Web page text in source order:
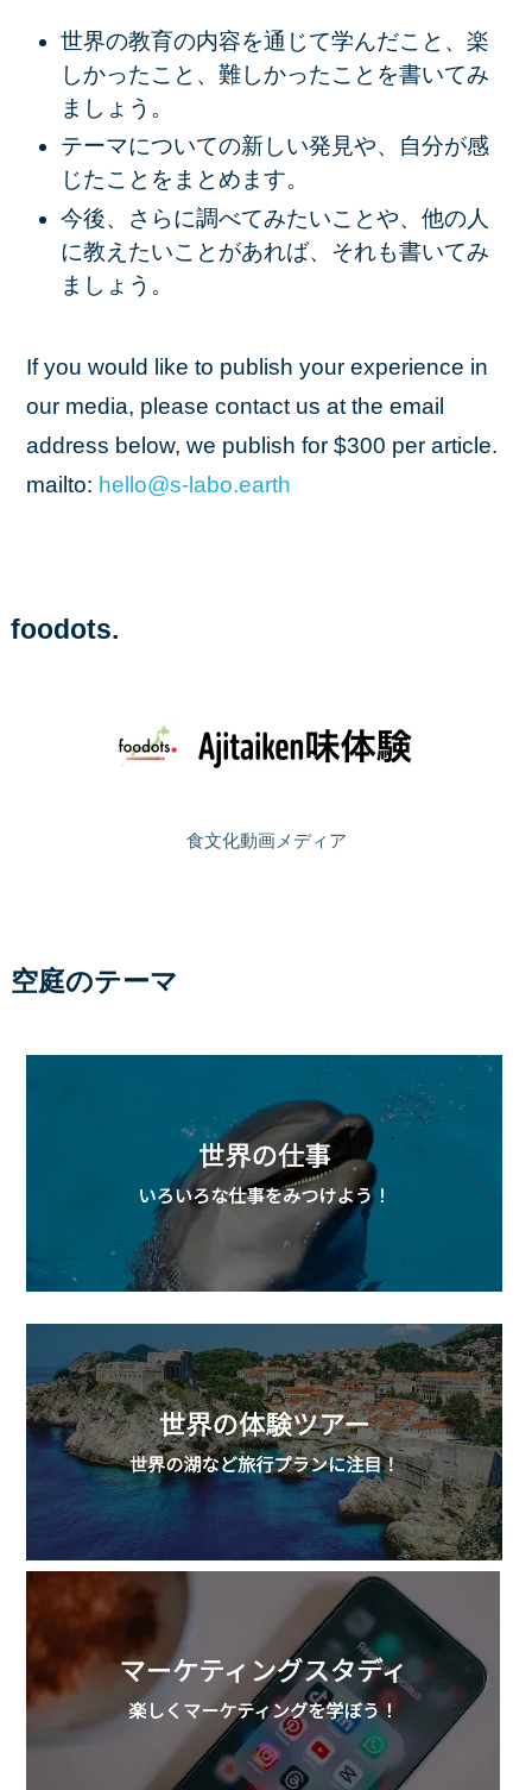
世界の教育の内容を通じて学んだこと、楽
しかったこと、難しかったことを書いてみ
ましょう。
テーマについての新しい発見や、自分が感
じたことをまとめます。
今後、さらに調べてみたいことや、他の人
に教えたいことがあれば、それも書いてみ
ましょう。
If you would like to publish your experience in
our media, please contact us at the email
address below, we publish for $300 per article.
mailto: hello@s-labo.earth
foodots.
食文化動画メディア
空庭のテーマ